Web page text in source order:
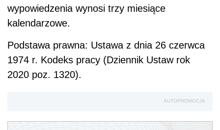
wypowiedzenia wynosi trzy miesiące
kalendarzowe.
Podstawa prawna: Ustawa z dnia 26 czerwca
1974 r. Kodeks pracy (Dziennik Ustaw rok
2020 poz. 1320).
AUTOPROMOCJA